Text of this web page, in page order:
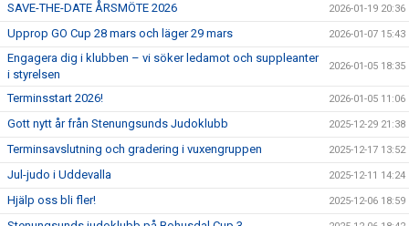
SAVE-THE-DATE ÅRSMÖTE 2026 2026-01-19 20:36
Upprop GO Cup 28 mars och läger 29 mars 2026-01-07 15:43
Engagera dig i klubben – vi söker ledamot och suppleanter
i styrelsen
2026-01-05 18:35
Terminsstart 2026! 2026-01-05 11:06
Gott nytt år från Stenungsunds Judoklubb 2025-12-29 21:38
Terminsavslutning och gradering i vuxengruppen 2025-12-17 13:52
Jul-judo i Uddevalla 2025-12-11 14:24
Hjälp oss bli fler! 2025-12-06 18:59